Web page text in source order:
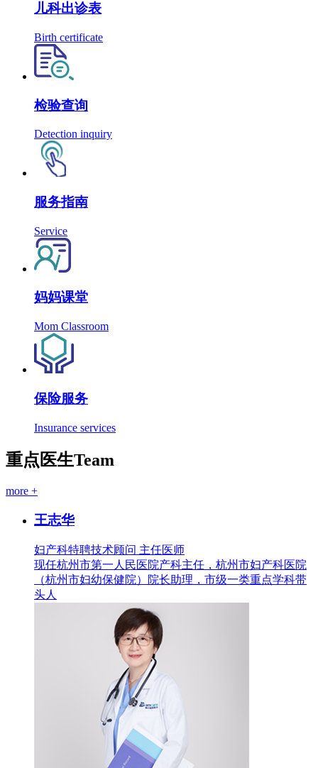
儿科出诊表
Birth certificate
检验查询
Detection inquiry
服务指南
Service
妈妈课堂
Mom Classroom
保险服务
Insurance services
重点医生Team
more +
王志华
妇产科特聘技术顾问 主任医师
现任杭州市第一人民医院产科主任，杭州市妇产科医院
（杭州市妇幼保健院）院长助理，市级一类重点学科带
头人